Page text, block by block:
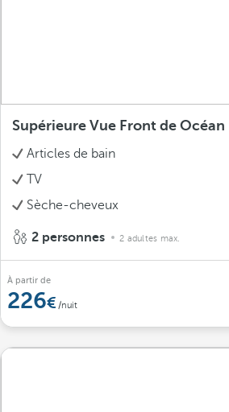
Supérieure Vue Front de Océan
Articles de bain
TV
Sèche-cheveux
2 personnes 2 adultes max.
À partir de
226 /nuit